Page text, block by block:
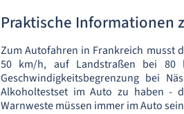
Praktische Informationen
Zum Autofahren in Frankreich musst
50 km/h, auf Landstraßen bei 80
Geschwindigkeitsbegrenzung bei
Alkoholtestset im Auto zu haben -
Warnweste müssen immer im Auto